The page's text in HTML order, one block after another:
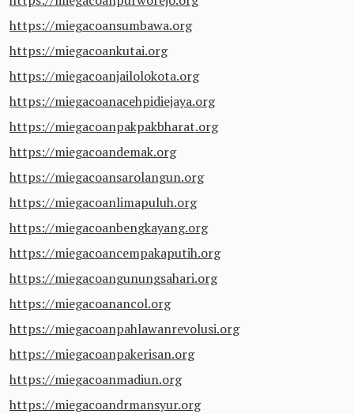
https://miegacoansumbawa.org
https://miegacoankutai.org
https://miegacoanjailolokota.org
https://miegacoanacehpidiejaya.org
https://miegacoanpakpakbharat.org
https://miegacoandemak.org
https://miegacoansarolangun.org
https://miegacoanlimapuluh.org
https://miegacoanbengkayang.org
https://miegacoancempakaputih.org
https://miegacoangunungsahari.org
https://miegacoanancol.org
https://miegacoanpahlawanrevolusi.org
https://miegacoanpakerisan.org
https://miegacoanmadiun.org
https://miegacoandrmansyur.org